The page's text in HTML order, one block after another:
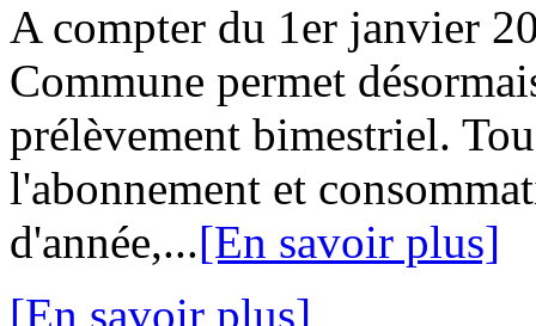
A compter du 1er janvier
Commune permet
prélèvement bimestriel.
l'abonnement et
d'année,...[En savoir plus]
[En savoir plus]